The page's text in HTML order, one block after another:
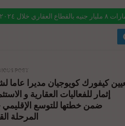
خلال ٢٠٢٤
" data-link="https://realty-eg.net/
%d8%aa%d8%b6%d8%ae-
POST
كيفورك كويوجيان مديرا عاما
إثمار للفعاليات العقارية و
ضمن خطتها للتوسع الإقليمي
المرحلة